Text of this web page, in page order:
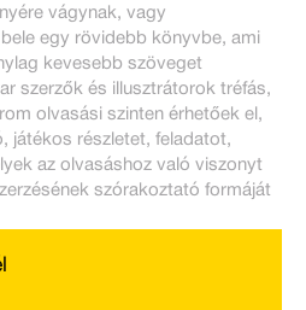
vágynak, vagy
egy rövidebb könyvbe, ami
kevesebb szöveget
szerzők és illusztrátorok tréfás,
olvasási szinten érhetőek el,
játékos részletet, feladatot,
az olvasáshoz való viszonyt
szórakoztató formáját